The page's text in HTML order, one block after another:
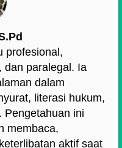
profesional,
dan paralegal. Ia
dalam
literasi hukum,
Pengetahuan ini
membaca,
aktif saat